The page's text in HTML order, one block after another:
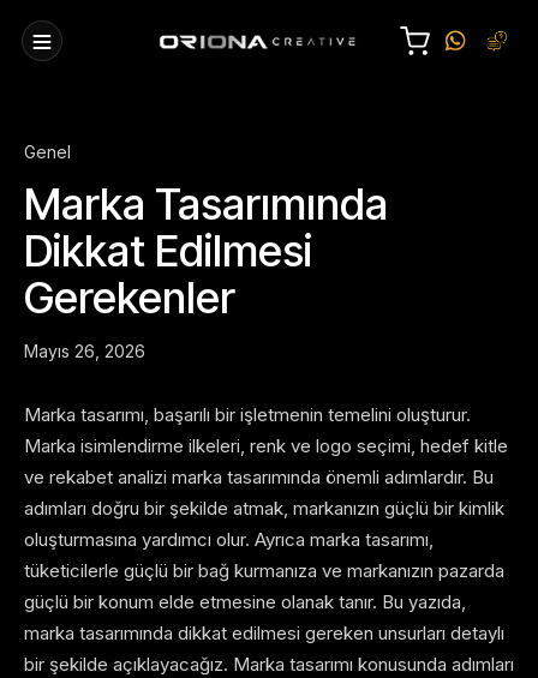
Genel
Marka Tasarımında
Dikkat Edilmesi
Gerekenler
Mayıs 26, 2026
Marka tasarımı, başarılı bir işletmenin temelini oluşturur.
Marka isimlendirme ilkeleri, renk ve logo seçimi, hedef kitle
ve rekabet analizi marka tasarımında önemli adımlardır. Bu
adımları doğru bir şekilde atmak, markanızın güçlü bir kimlik
oluşturmasına yardımcı olur. Ayrıca marka tasarımı,
tüketicilerle güçlü bir bağ kurmanıza ve markanızın pazarda
güçlü bir konum elde etmesine olanak tanır. Bu yazıda,
marka tasarımında dikkat edilmesi gereken unsurları detaylı
bir şekilde açıklayacağız. Marka tasarımı konusunda adımları